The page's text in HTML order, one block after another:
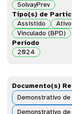
SolvayPrev
Tipo(s) de
Assistido
Ativo
Vinculado (BPD)
Período
2024
Documento(s)
Demonstrativo
Demonstrativo